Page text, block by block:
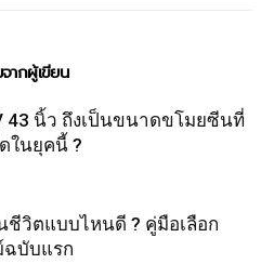
ากผู้เขียน
43 นิ้ว ถึงเป็นขนาดขโมยซีนที่
ในยุคนี้ ?
ชีวิตแบบไหนดี ? คู่มือเลือก
ฉบับแรก